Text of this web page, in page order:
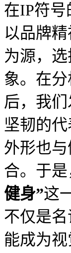
在IP符
以品牌
为源，
象。在
后，我们
坚韧的
外形也
合。 于是
健身”这
不仅是
能成为